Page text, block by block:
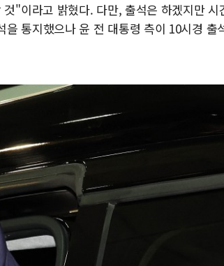
"이라고 밝혔다. 다만, 출석은 하겠지만 시
통지했으나 윤 전 대통령 측이 10시경 출